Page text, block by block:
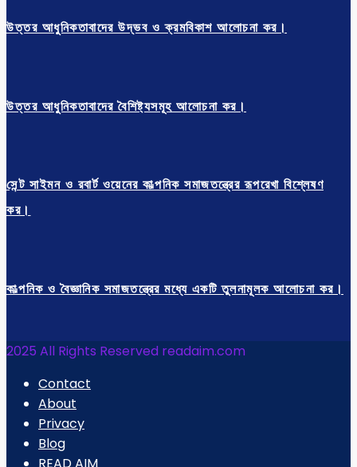
উত্তর আধুনিকতাবাদের উদ্ভব ও ক্রমবিকাশ আলোচনা কর।
উত্তর আধুনিকতাবাদের বৈশিষ্ট্যসমূহ আলোচনা কর।
সেন্ট সাইমন ও রবার্ট ওয়েনের কাল্পনিক সমাজতন্ত্রের রূপরেখা বিশ্লেষণ
কর।
কাল্পনিক ও বৈজ্ঞানিক সমাজতন্ত্রের মধ্যে একটি তুলনামূলক আলোচনা কর।
2025 All Rights Reserved readaim.com
Contact
About
Privacy
Blog
READ AIM